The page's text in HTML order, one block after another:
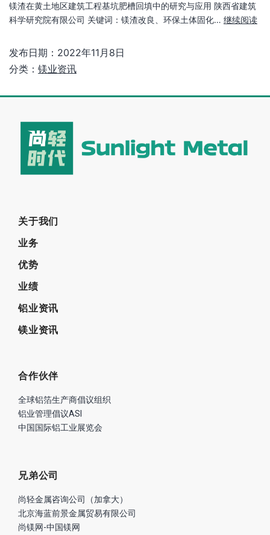
镁渣在黄土地区建筑工程基坑肥槽回填中的研究与应用 陕西省建筑
科学研究院有限公司 关键词：镁渣改良、环保土体固化… 继续阅读
发布日期： 2022年11月8日
分类： 镁业资讯
关于我们
业务
优势
业绩
铝业资讯
镁业资讯
合作伙伴
全球铝箔生产商倡议组织
铝业管理倡议ASI
中国国际铝工业展览会
兄弟公司
尚轻金属咨询公司（加拿大）
北京海蓝前景金属贸易有限公司
尚镁网-中国镁网